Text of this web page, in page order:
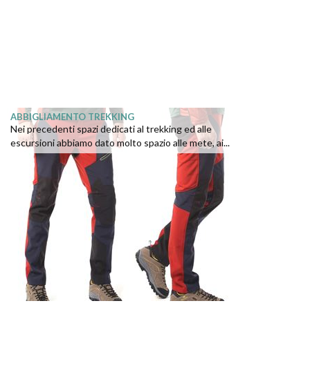
ABBIGLIAMENTO TREKKING
Nei precedenti spazi dedicati al trekking ed alle
escursioni abbiamo dato molto spazio alle mete, ai...